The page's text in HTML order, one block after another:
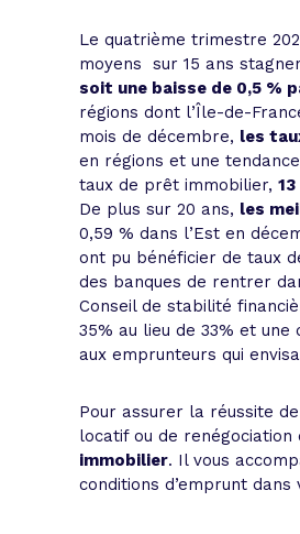
Le quatrième trimestre
moyens sur 15 ans
soit une baisse de 0,5 %
régions dont l’Île-de-
mois de décembre, les
en régions et une
taux de prêt immobilier,
De plus sur 20 ans, les
0,59 % dans l’Est en
ont pu bénéficier de taux
des banques de rentrer
Conseil de stabilité
35% au lieu de 33% et
aux emprunteurs qui
Pour assurer la réussite
locatif ou de
immobilier. Il vous
conditions d’emprunt dans